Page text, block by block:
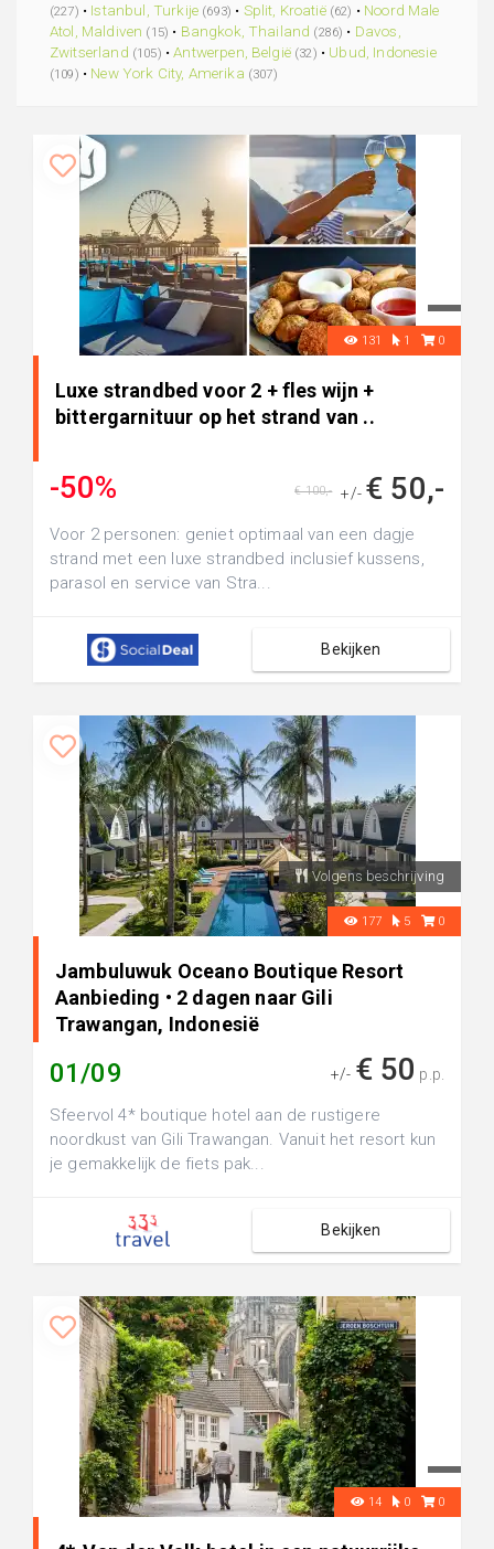
(227) • Istanbul, Turkije (693) • Split, Kroatië (62) • Noord Male
Atol, Maldiven (15) • Bangkok, Thailand (286) • Davos,
Zwitserland (105) •Antwerpen, België (32) • Ubud, Indonesie
(109) • New York City, Amerika (307)
131 1 0
Luxe strandbed voor 2 + fles wijn +
bittergarnituur op het strand van ..
-50% +/- € 50,-
€ 100,-
Voor 2 personen: geniet optimaal van een dagje
strand met een luxe strandbed inclusief kussens,
parasol en service van Stra...
Bekijken
Volgens beschrijving
177 5 0
Jambuluwuk Oceano Boutique Resort
Aanbieding • 2 dagen naar Gili
Trawangan, Indonesië
01/09 +/- € 50 p.p.
Sfeervol 4* boutique hotel aan de rustigere
noordkust van Gili Trawangan. Vanuit het resort kun
je gemakkelijk de fiets pak...
Bekijken
14 0 0